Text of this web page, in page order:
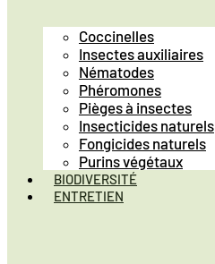
Coccinelles
Insectes auxiliaires
Nématodes
Phéromones
Pièges à insectes
Insecticides naturels
Fongicides naturels
Purins végétaux
BIODIVERSITÉ
ENTRETIEN